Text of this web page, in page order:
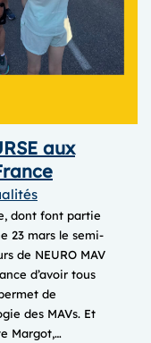
aux
dont font partie
23 mars le semi-
de NEURO MAV
d’avoir tous
de
des MAVs. Et
Margot,…